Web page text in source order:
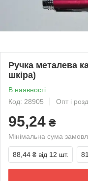
Ручка металева
шкіра)
В наявності
Код: 28905
Опт і
95,24 ₴
Мінімальна сума
88,44 ₴ від 12 шт.